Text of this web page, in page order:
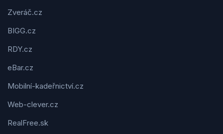
Zveráč.cz
BIGG.cz
RDY.cz
eBar.cz
Mobilní-kadeřnictví.cz
Web-clever.cz
RealFree.sk